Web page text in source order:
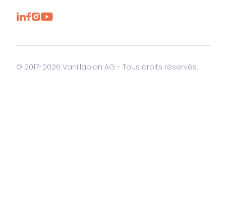
© 2017-2026 Vanillaplan AG - Tous droits réservés.